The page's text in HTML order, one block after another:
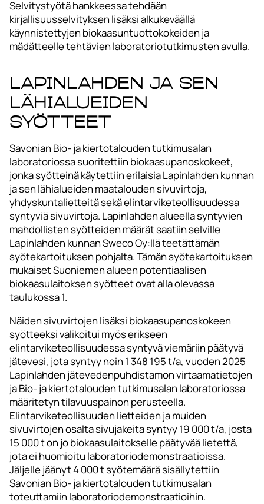
Selvitystyötä hankkeessa tehdään
kirjallisuusselvityksen lisäksi alkukeväällä
käynnistettyjen biokaasuntuottokokeiden ja
mädätteelle tehtävien laboratoriotutkimusten avulla.
Lapinlahden ja sen
lähialueiden
syötteet
Savonian Bio- ja kiertotalouden tutkimusalan
laboratoriossa suoritettiin biokaasupanoskokeet,
jonka syötteinä käytettiin erilaisia Lapinlahden kunnan
ja sen lähialueiden maatalouden sivuvirtoja,
yhdyskuntalietteitä sekä elintarviketeollisuudessa
syntyviä sivuvirtoja. Lapinlahden alueella syntyvien
mahdollisten syötteiden määrät saatiin selville
Lapinlahden kunnan Sweco Oy:llä teetättämän
syötekartoituksen pohjalta. Tämän syötekartoituksen
mukaiset Suoniemen alueen potentiaalisen
biokaasulaitoksen syötteet ovat alla olevassa
taulukossa 1.
Näiden sivuvirtojen lisäksi biokaasupanoskokeen
syötteeksi valikoitui myös erikseen
elintarviketeollisuudessa syntyvä viemäriin päätyvä
jätevesi, jota syntyy noin 1 348 195 t/a, vuoden 2025
Lapinlahden jätevedenpuhdistamon virtaamatietojen
ja Bio- ja kiertotalouden tutkimusalan laboratoriossa
määritetyn tilavuuspainon perusteella.
Elintarviketeollisuuden lietteiden ja muiden
sivuvirtojen osalta sivujakeita syntyy 19 000 t/a, josta
15 000 t on jo biokaasulaitokselle päätyvää lietettä,
jota ei huomioitu laboratoriodemonstraatioissa.
Jäljelle jäänyt 4 000 t syötemäärä sisällytettiin
Savonian Bio- ja kiertotalouden tutkimusalan
toteuttamiin laboratoriodemonstraatioihin.